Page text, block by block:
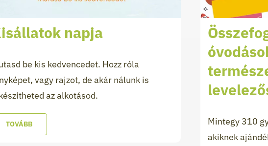
napja
be kis kedvencedet. Hozz róla
vagy rajzot, de akár nálunk is
az alkotásod.
TOVÁBB
Mintegy 310
akiknek